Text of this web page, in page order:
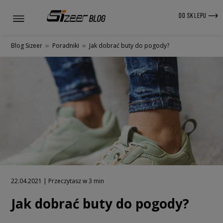
DO SKLEPU
Blog Sizeer » Poradniki » Jak dobrać buty do pogody?
22.04.2021 | Przeczytasz w 3 min
Jak dobrać buty do pogody?